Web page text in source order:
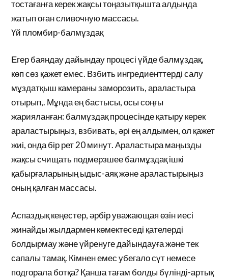
тостағанға керек жақсы тоңазытқышта алдында
жатып оған сливочную массасы.
Үй пломбир-балмұздақ
Егер баяндау дайындау процесі үйде балмұздақ,
көп сөз қажет емес. Взбить ингредиенттерді салу
мұздатқыш камераны заморозить, араластыра
отырып,. Мұнда ең бастысы, осы соңғы
жарияланған: балмұздақ процесінде қатыру керек
араластырыңыз, взбивать, әрі ең алдымен, ол қажет
жиі, онда бір рет 20 минут. Араластыра маңызды
жақсы счищать подмерзшее балмұздақ ішкі
қабырғаларының ыдыс-аяқ және араластырыңыз
оның қалған массасы.
Аспаздық кеңестер, әрбір уважающая өзін иесі
жинайды жылдармен көмектеседі қателерді
болдырмау және үйренуге дайындауға және тек
сапалы тамақ. Кімнен емес убегало сүт немесе
подгорала ботқа? Қанша тағам болды бүлінді-артық